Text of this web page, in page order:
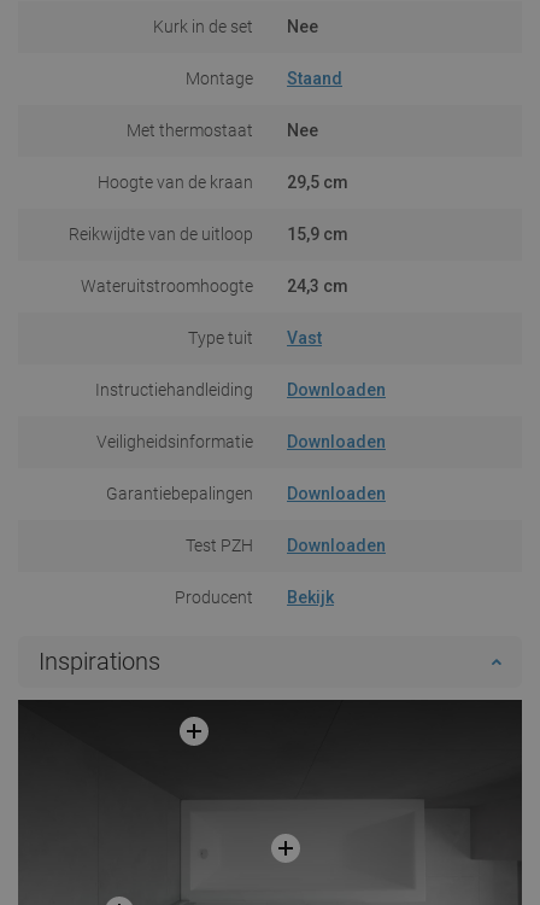
Kurk in de set Nee
Montage Staand
Met thermostaat Nee
Hoogte van de kraan 29,5 cm
Reikwijdte van de uitloop 15,9 cm
Wateruitstroomhoogte 24,3 cm
Type tuit Vast
Instructiehandleiding Downloaden
Veiligheidsinformatie Downloaden
Garantiebepalingen Downloaden
Test PZH Downloaden
Producent Bekijk
Inspirations